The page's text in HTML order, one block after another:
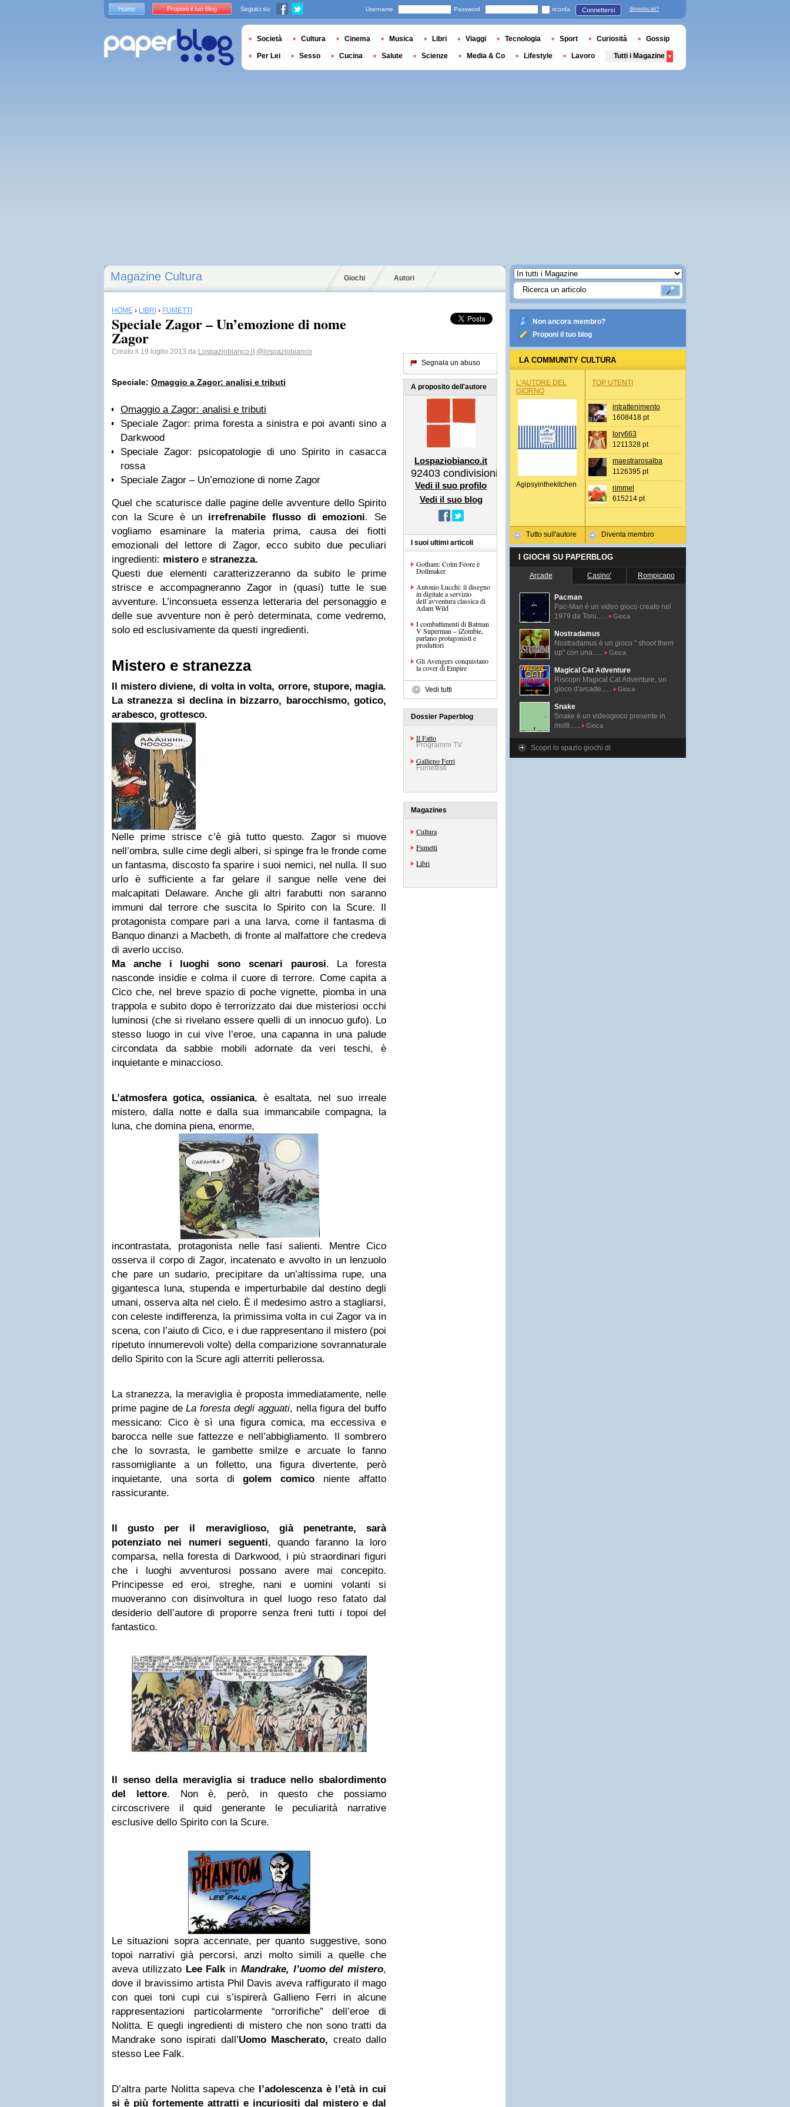
Magazine Cultura Giochi Autori
HOME › LIBRI › FUMETTI
Speciale Zagor – Un’emozione di nome
Zagor
Creato il 19 luglio 2013 da Lospaziobianco.it @lospaziobianco
Speciale: Omaggio a Zagor: analisi e tributi
Omaggio a Zagor: analisi e tributi
Speciale Zagor: prima foresta a sinistra e poi avanti sino a
Darkwood
Speciale Zagor: psicopatologie di uno Spirito in casacca
rossa
Speciale Zagor – Un’emozione di nome Zagor
Quel che scaturisce dalle pagine delle avventure dello Spirito
con la Scure è un irrefrenabile flusso di emozioni. Se
vogliamo esaminare la materia prima, causa dei fiotti
emozionali del lettore di Zagor, ecco subito due peculiari
ingredienti: mistero e stranezza.
Questi due elementi caratterizzeranno da subito le prime
strisce e accompagneranno Zagor in (quasi) tutte le sue
avventure. L’inconsueta essenza letteraria del personaggio e
delle sue avventure non è però determinata, come vedremo,
solo ed esclusivamente da questi ingredienti.
Mistero e stranezza
Il mistero diviene, di volta in volta, orrore, stupore, magia.
La stranezza si declina in bizzarro, barocchismo, gotico,
arabesco, grottesco.
Nelle prime strisce c’è già tutto questo. Zagor si muove
nell’ombra, sulle cime degli alberi, si spinge fra le fronde come
un fantasma, discosto fa sparire i suoi nemici, nel nulla. Il suo
urlo è sufficiente a far gelare il sangue nelle vene dei
malcapitati Delaware. Anche gli altri farabutti non saranno
immuni dal terrore che suscita lo Spirito con la Scure. Il
protagonista compare pari a una larva, come il fantasma di
Banquo dinanzi a Macbeth, di fronte al malfattore che credeva
di averlo ucciso.
Ma anche i luoghi sono scenari paurosi. La foresta
nasconde insidie e colma il cuore di terrore. Come capita a
Cico che, nel breve spazio di poche vignette, piomba in una
trappola e subito dopo è terrorizzato dai due misteriosi occhi
luminosi (che si rivelano essere quelli di un innocuo gufo). Lo
stesso luogo in cui vive l’eroe, una capanna in una palude
circondata da sabbie mobili adornate da veri teschi, è
inquietante e minaccioso.
L’atmosfera gotica, ossianica, è esaltata, nel suo irreale
mistero, dalla notte e dalla sua immancabile compagna, la
luna, che domina piena, enorme,
incontrastata, protagonista nelle fasi salienti. Mentre Cico
osserva il corpo di Zagor, incatenato e avvolto in un lenzuolo
che pare un sudario, precipitare da un’altissima rupe, una
gigantesca luna, stupenda e imperturbabile dal destino degli
umani, osserva alta nel cielo. È il medesimo astro a stagliarsi,
con celeste indifferenza, la primissima volta in cui Zagor va in
scena, con l’aiuto di Cico, e i due rappresentano il mistero (poi
ripetuto innumerevoli volte) della comparizione sovrannaturale
dello Spirito con la Scure agli atterriti pellerossa.
La stranezza, la meraviglia è proposta immediatamente, nelle
prime pagine deLa foresta degli agguati, nella figura del buffo
messicano: Cico è sì una figura comica, ma eccessiva e
barocca nelle sue fattezze e nell’abbigliamento. Il sombrero
che lo sovrasta, le gambette smilze e arcuate lo fanno
rassomigliante a un folletto, una figura divertente, però
inquietante, una sorta digolem comico niente affatto
rassicurante.
Il gusto per il meraviglioso, già penetrante, sarà
potenziato nei numeri seguenti, quando faranno la loro
comparsa, nella foresta di Darkwood, i più straordinari figuri
che i luoghi avventurosi possano avere mai concepito.
Principesse ed eroi, streghe, nani e uomini volanti si
muoveranno con disinvoltura in quel luogo reso fatato dal
desiderio dell’autore di proporre senza freni tutti i topoi del
fantastico.
Il senso della meraviglia si traduce nello sbalordimento
del lettore. Non è, però, in questo che possiamo
circoscrivere il quid generante le peculiarità narrative
esclusive dello Spirito con la Scure.
Le situazioni sopra accennate, per quanto suggestive, sono
topoi narrativi già percorsi, anzi molto simili a quelle che
aveva utilizzato Lee Falkin Mandrake, l’uomo del mistero,
dove il bravissimo artista Phil Davis aveva raffigurato il mago
con quei toni cupi cui s’ispirerà Gallieno Ferri in alcune
rappresentazioni particolarmente “orrorifiche” dell’eroe di
Nolitta. E quegli ingredienti di mistero che non sono tratti da
Mandrake sono ispirati dall’Uomo Mascherato, creato dallo
stesso Lee Falk.
D’altra parte Nolitta sapeva che l’adolescenza è l’età in cui
si è più fortemente attratti e incuriositi dal mistero e dal
Segnala un abuso
A proposito dell'autore
Lospaziobianco.it
92403 condivisioni
Vedi il suo profilo
Vedi il suo blog
I suoi ultimi articoli
Gotham: Colm Feore è
Dollmaker
Antonio Lucchi: il disegno
in digitale a servizio
dell’avventura classica di
Adam Wild
I combattimenti di Batman
V Superman – iZombie,
parlano protagonisti e
produttori
Gli Avengers conquistano
la cover di Empire
Vedi tutti
Dossier Paperblog
Il Fatto
Programmi TV
Gallieno Ferri
Fumettisti
Magazines
Cultura
Fumetti
Libri
Non ancora membro?
Proponi il tuo blog
LA COMMUNITY CULTURA
L'AUTORE DEL
GIORNO
Agipsyinthekitchen
Tutto sull'autore
TOP UTENTI
intrattenimento
1608418 pt
lory663
1211328 pt
maestrarosalba
1126395 pt
rimmel
615214 pt
Diventa membro
I GIOCHI SU PAPERBLOG
Arcade Casino' Rompicapo
Pacman
Pac-Man é un video gioco creato nel
1979 da Toru......
Gioca
Nostradamus
Nostradamus è un gioco " shoot them
up" con una......
Gioca
Magical Cat Adventure
Riscopri Magical Cat Adventure, un
gioco d'arcade......
Gioca
Snake
Snake è un videogioco presente in
molti......
Gioca
Scopri lo spazio giochi di
Home Proponi il tuo blog Seguici su Username Password ricorda Connettersi dimenticati?
Società Cultura Cinema Musica Libri Viaggi Tecnologia Sport Curiosità Gossip
Per Lei Sesso Cucina Salute Scienze Media & Co Lifestyle Lavoro Tutti i Magazine